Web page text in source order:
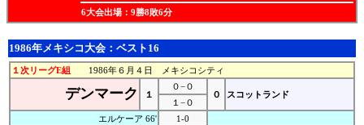
6大会出場：9勝8敗6分
1986年メキシコ大会：ベスト16
１次リーグE組 1986年６月４日 メキシコシティ
デンマーク １
０−０
０
スコットランド
１−０
エルケーア 66'
1-0